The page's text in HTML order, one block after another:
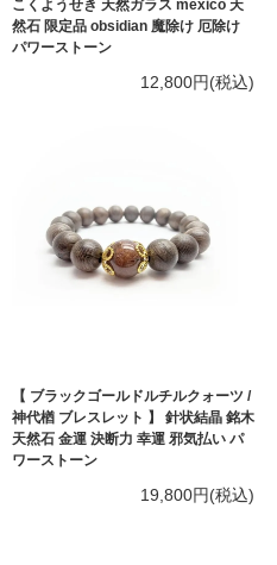
こくようせき 天然ガラス mexico 天
然石 限定品 obsidian 魔除け 厄除け
パワーストーン
12,800円(税込)
【 ブラックゴールドルチルクォーツ /
神代楢 ブレスレット 】 針状結晶 銘木
天然石 金運 決断力 幸運 邪気払い パ
ワーストーン
19,800円(税込)